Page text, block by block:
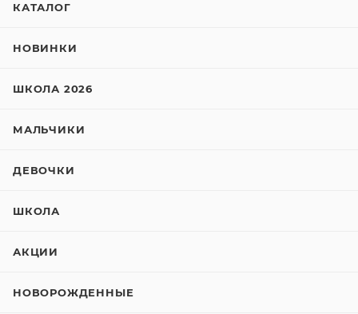
КАТАЛОГ
НОВИНКИ
ШКОЛА 2026
МАЛЬЧИКИ
ДЕВОЧКИ
ШКОЛА
АКЦИИ
НОВОРОЖДЕННЫЕ